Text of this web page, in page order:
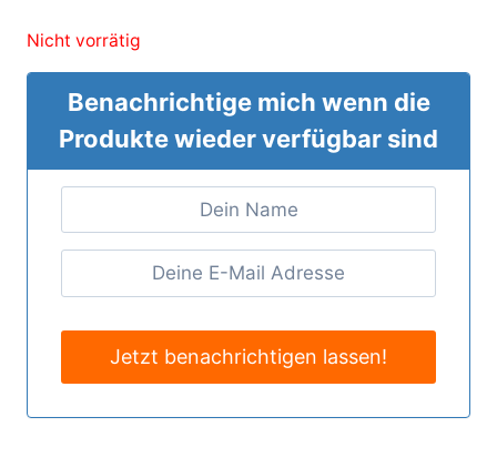
was:
3,99 €.1,00 €.
Nicht vorrätig
Benachrichtige mich wenn die
Produkte wieder verfügbar sind